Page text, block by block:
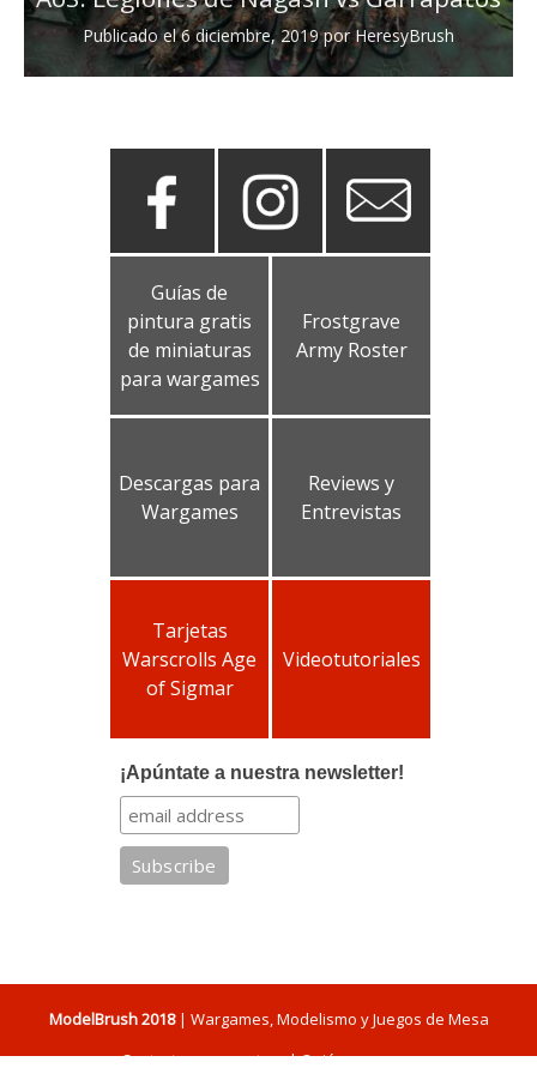
Publicado el6 diciembre, 2019porHeresyBrush
Guías de
pintura gratis
de miniaturas
para wargames
Frostgrave
Army Roster
Descargas para
Wargames
Reviews y
Entrevistas
Tarjetas
Warscrolls Age
of Sigmar
Videotutoriales
¡Apúntate a nuestra newsletter!
ModelBrush 2018| Wargames, Modelismo y Juegos de Mesa
Contacta con nosotros|Quiénes somos